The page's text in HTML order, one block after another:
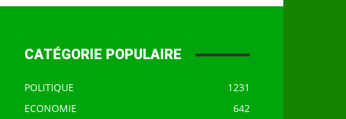
CATÉGORIE POPULAIRE
POLITIQUE
1231
ECONOMIE
642